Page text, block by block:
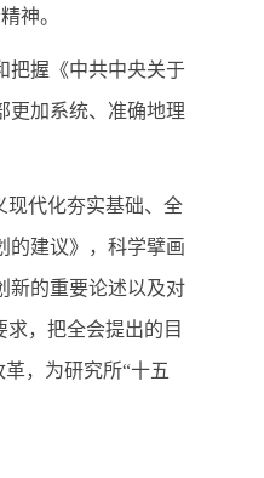
神。
把握《中共中央关于
更加系统、准确地理
现代化夯实基础、全
的建议》，科学擘画
新的重要论述以及对
，把全会提出的目
，为研究所“十五